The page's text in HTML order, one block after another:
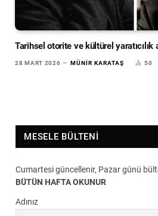
Tarihsel otorite ve kültürel yaratıcılık
28 MART 2026 MÜNIR KARATAŞ 50
MESELE BÜLTENI
Cumartesi güncellenir, Pazar günü
BÜTÜN HAFTA OKUNUR
Adınız